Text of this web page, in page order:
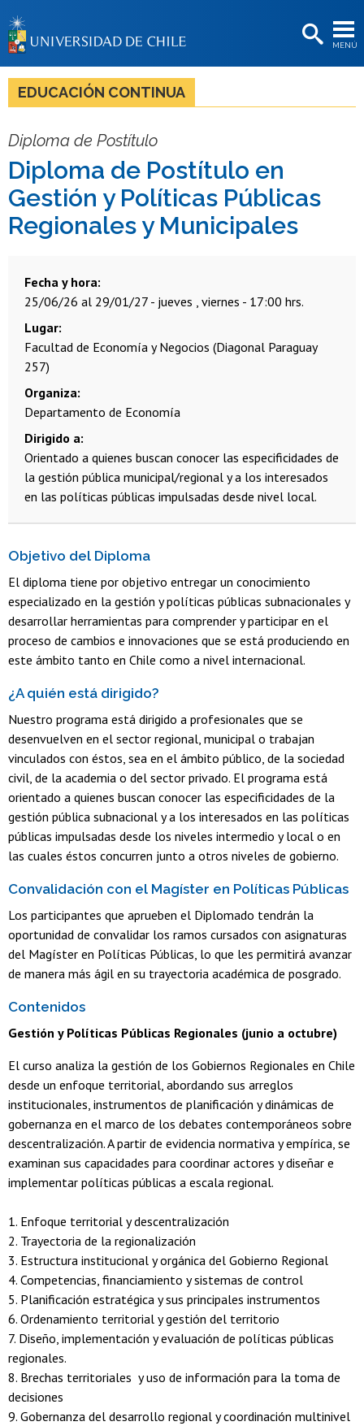
MENÚ
BIBLIOTECAS
LA UNIVERSIDAD
Estudiantes
Académicas/os
Funcionarias/os
EDUCACIÓN CONTINUA
Diploma de Postítulo
Diploma de Postítulo en
Gestión y Políticas Públicas
Regionales y Municipales
Fecha y hora
25/06/26 al 29/01/27 - jueves , viernes - 17:00 hrs.
Lugar
Facultad de Economía y Negocios (Diagonal Paraguay
257)
Organiza
Departamento de Economía
Dirigido a
Orientado a quienes buscan conocer las especificidades de
la gestión pública municipal/regional y a los interesados
en las políticas públicas impulsadas desde nivel local.
Objetivo del Diploma
El diploma tiene por objetivo entregar un conocimiento
especializado en la gestión y políticas públicas subnacionales y
desarrollar herramientas para comprender y participar en el
proceso de cambios e innovaciones que se está produciendo en
este ámbito tanto en Chile como a nivel internacional.
¿A quién está dirigido?
Nuestro programa está dirigido a profesionales que se
desenvuelven en el sector regional, municipal o trabajan
vinculados con éstos, sea en el ámbito público, de la sociedad
civil, de la academia o del sector privado. El programa está
orientado a quienes buscan conocer las especificidades de la
gestión pública subnacional y a los interesados en las políticas
públicas impulsadas desde los niveles intermedio y local o en
las cuales éstos concurren junto a otros niveles de gobierno.
Convalidación con el Magíster en Políticas Públicas
Los participantes que aprueben el Diplomado tendrán la
oportunidad de convalidar los ramos cursados con asignaturas
del Magíster en Políticas Públicas, lo que les permitirá avanzar
de manera más ágil en su trayectoria académica de posgrado.
Contenidos
Gestión y Políticas Públicas Regionales (junio a octubre)
El curso analiza la gestión de los Gobiernos Regionales en Chile
desde un enfoque territorial, abordando sus arreglos
institucionales, instrumentos de planificación y dinámicas de
gobernanza en el marco de los debates contemporáneos sobre
descentralización. A partir de evidencia normativa y empírica, se
examinan sus capacidades para coordinar actores y diseñar e
implementar políticas públicas a escala regional.
1. Enfoque territorial y descentralización
2. Trayectoria de la regionalización
3. Estructura institucional y orgánica del Gobierno Regional
4. Competencias, financiamiento y sistemas de control
5. Planificación estratégica y sus principales instrumentos
6. Ordenamiento territorial y gestión del territorio
7. Diseño, implementación y evaluación de políticas públicas
regionales.
8. Brechas territoriales y uso de información para la toma de
decisiones
9. Gobernanza del desarrollo regional y coordinación multinivel